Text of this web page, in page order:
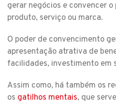
gerar negócios e convencer
produto, serviço ou marca.
O poder de convencimento
apresentação atrativa de
facilidades, investimento em
Assim como, há também os
os gatilhos mentais, que